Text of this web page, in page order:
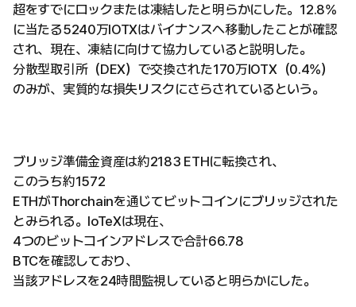
超をすでにロックまたは凍結したと明らかにした。12.8%
に当たる5240万IOTXはバイナンスへ移動したことが確認
され、現在、凍結に向けて協力していると説明した。
分散型取引所（DEX）で交換された170万IOTX（0.4%）
のみが、実質的な損失リスクにさらされているという。
ブリッジ準備金資産は約2183 ETHに転換され、
このうち約1572
ETHがThorchainを通じてビットコインにブリッジされた
とみられる。IoTeXは現在、
4つのビットコインアドレスで合計66.78
BTCを確認しており、
当該アドレスを24時間監視していると明らかにした。